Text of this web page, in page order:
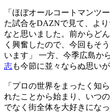
「ほぼオールコートマンツ
た試合をDAZNで見て、よ
なと思いました。前からど
く興奮したので、今回もそ
います」 一方、今季広島か
志も今節に並々ならぬ思い
「プロの世界をまったく知
れたことから始まり、いつ
でなく街全体を大好きにな